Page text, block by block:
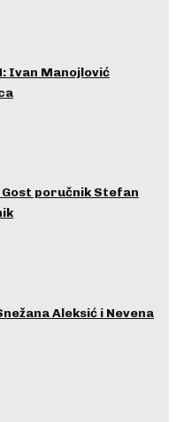
Ivan Manojlović
Gost poručnik Stefan
Aleksić i Nevena